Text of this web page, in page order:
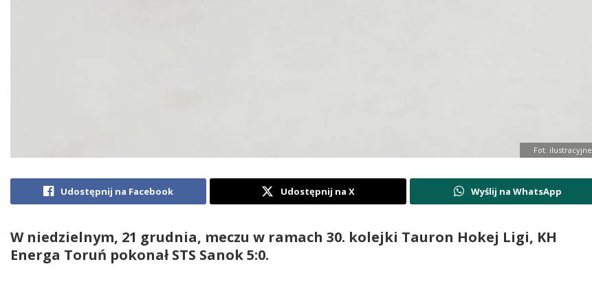
Fot. ilustracyjne
Udostępnij na Facebook Udostępnij na X Wyślij na WhatsApp
W niedzielnym, 21 grudnia, meczu w ramach 30. kolejki Tauron Hokej Ligi, KH
Energa Toruń pokonał STS Sanok 5:0.